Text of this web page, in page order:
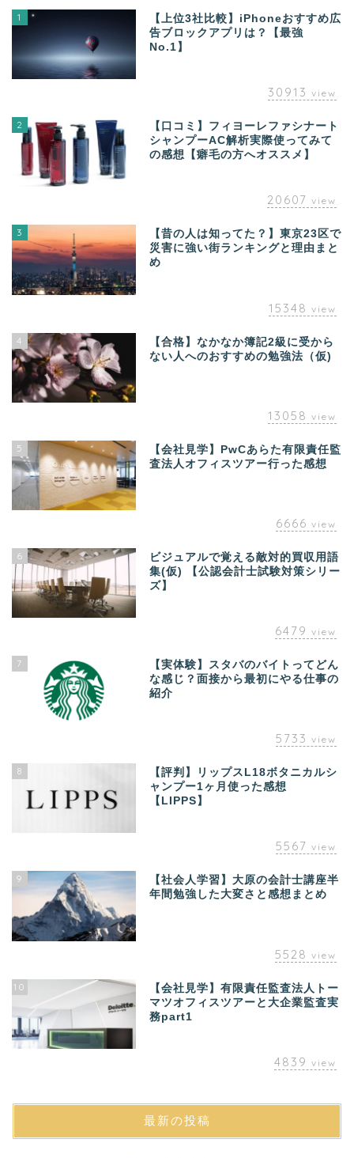
1
【上位3社比較】iPhoneおすすめ広
告ブロックアプリは？【最強
No.1】
30913 view
2
【口コミ】フィヨーレファシナート
シャンプーAC解析実際使ってみて
の感想【癖毛の方へオススメ】
20607 view
3
【昔の人は知ってた？】東京23区で
災害に強い街ランキングと理由まと
め
15348 view
4
【合格】なかなか簿記2級に受から
ない人へのおすすめの勉強法（仮)
13058 view
5
【会社見学】PwCあらた有限責任監
査法人オフィスツアー行った感想
6666 view
6
ビジュアルで覚える敵対的買収用語
集(仮) 【公認会計士試験対策シリー
ズ】
6479 view
7
【実体験】スタバのバイトってどん
な感じ？面接から最初にやる仕事の
紹介
5733 view
8
【評判】リップスL18ボタニカルシ
ャンプー1ヶ月使った感想
【LIPPS】
5567 view
9
【社会人学習】大原の会計士講座半
年間勉強した大変さと感想まとめ
5528 view
10
【会社見学】有限責任監査法人トー
マツオフィスツアーと大企業監査実
務part1
4839 view
最新の投稿